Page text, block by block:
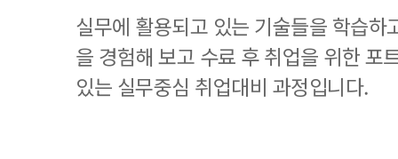
실무에 활용되고 있는 기술들을 학습하
을 경험해 보고 수료 후 취업을 위한 포
있는 실무중심 취업대비 과정입니다.